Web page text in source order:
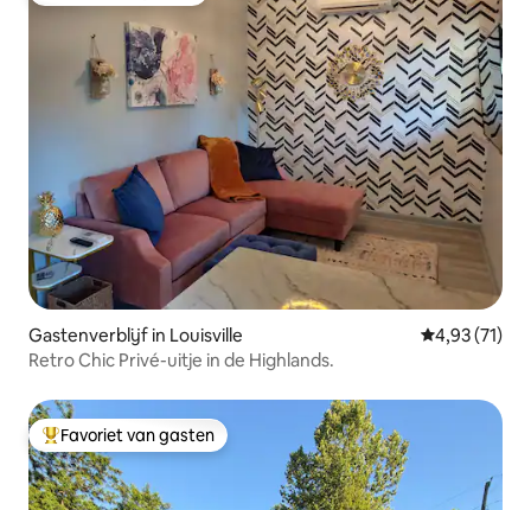
Gastenverblijf in Louisville Gemiddelde
4,93 (71)
Retro Chic Privé-uitje in de Highlands.
Topfavoriet van gasten
Favoriet van gasten